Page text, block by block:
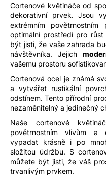
Cortenové květináče od
dekorativní prvek. Jsou
extrémním
optimální prostředí pro
být jisti, že vaše zahrada
návštěvníka. Jejich
vašemu prostoru
Cortenová ocel je známá
a vytvářet rustikální
odstínem. Tento přírodní
nezaměnitelný a jedinečný
Naše cortenové
povětrnostním vlivům a
vypadat krásně i po
složitou údržbu. S
můžete být jisti, že váš
trvanlivým prvkem.